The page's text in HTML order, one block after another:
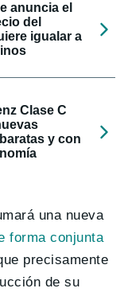
anuncia el
del
igualar a
Clase C
y con
una nueva
forma conjunta
precisamente
de su